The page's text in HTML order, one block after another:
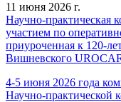
11 июня 2026 г.
Научно-практическая
участием по
приуроченная к 120-
Вишневского
4-5 июня 2026 года
Научно-практической